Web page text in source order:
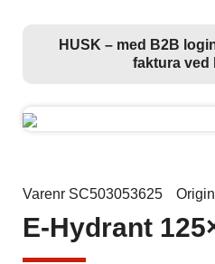
HUSK – med B2B
faktura ved
Varenr SC503053625
E-Hydrant